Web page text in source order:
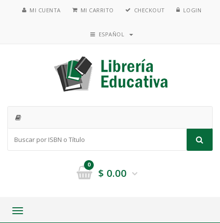
MI CUENTA MI CARRITO CHECKOUT LOGIN
ESPAÑOL
0
$ 0.00
Toggle